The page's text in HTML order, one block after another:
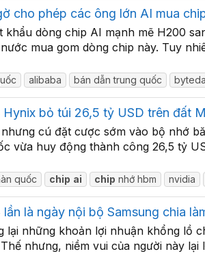
cho phép các ông lớn AI mua
dòng chip AI mạnh mẽ H200
mua gom dòng chip này. Tuy
alibaba bán dẫn trung quốc
bỏ túi 26,5 tỷ USD trên đất
cú đặt cược sớm vào bộ nhớ
vừa huy động thành công 26,5 tỷ
quốc chip ai chip nhớ hbm nvidia
là ngày nội bộ Samsung chia
những khoản lợi nhuận khổng lồ
nhưng, niềm vui của người này